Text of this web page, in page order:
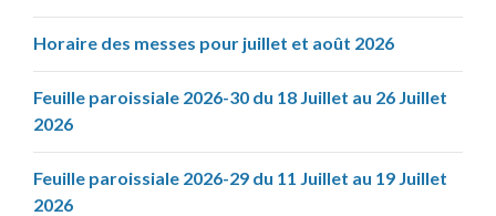
Horaire des messes pour juillet et août 2026
Feuille paroissiale 2026-30 du 18 Juillet au 26 Juillet
2026
Feuille paroissiale 2026-29 du 11 Juillet au 19 Juillet
2026